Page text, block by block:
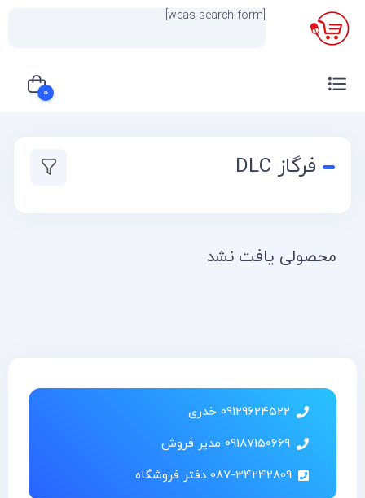
[wcas-search-form] ×
0
فرگاز DLC
محصولی یافت نشد
09129624522 خدری
09187150669 مدیر فروش
087-34242809 دفتر فروشگاه